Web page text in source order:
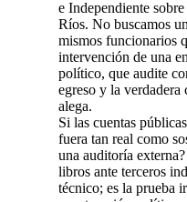
e Independiente
Ríos. No buscamos
mismos funcionarios
intervención de una
político, que audite
egreso y la
alega.
​Si las cuentas
fuera tan real como
una auditoría
libros ante terceros
técnico; es la prueba